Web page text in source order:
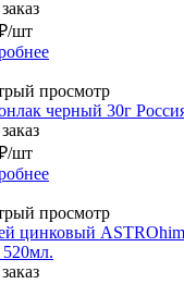
/шт
просмотр
черный 30г
/шт
просмотр
цинковый
520мл.